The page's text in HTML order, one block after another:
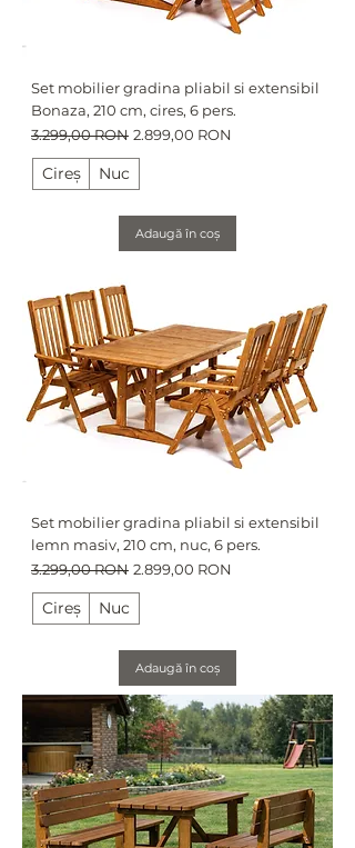
Set mobilier gradina pliabil si extensibil
Bonaza, 210 cm, cires, 6 pers.
Preț normal
3.299,00 RON Preț redus
2.899,00 RON
Cireș Nuc
Adaugă în coș
Set mobilier gradina pliabil si extensibil
lemn masiv, 210 cm, nuc, 6 pers.
Preț normal
3.299,00 RON Preț redus
2.899,00 RON
Cireș Nuc
Adaugă în coș